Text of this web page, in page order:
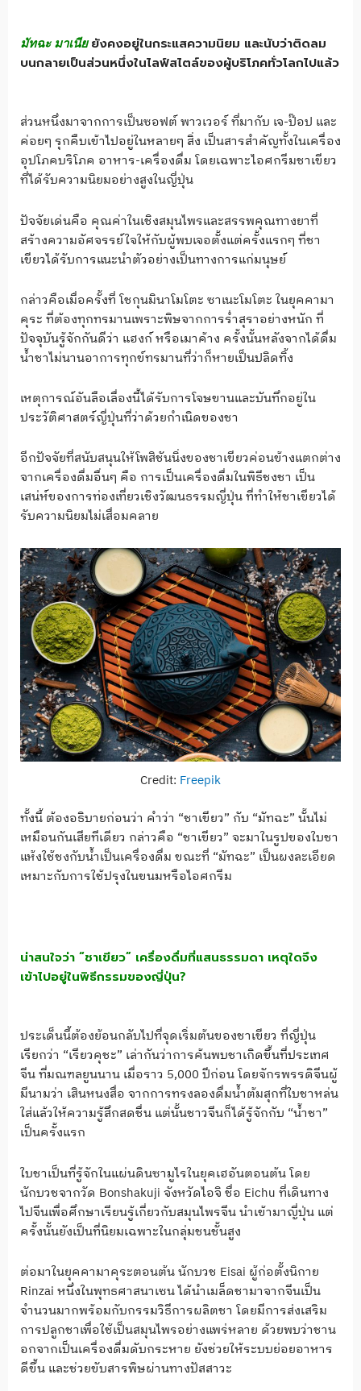
มัทฉะ มาเนีย ยังคงอยู่ในกระแสความนิยม และนับว่าติดลม
บนกลายเป็นส่วนหนึ่งในไลฟ์สไตล์ของผู้บริโภคทั่วโลกไปแล้ว
ส่วนหนึ่งมาจากการเป็นซอฟต์ พาวเวอร์ ที่มากับ เจ-ป๊อป และ
ค่อยๆ รุกคืบเข้าไปอยู่ในหลายๆ สิ่ง เป็นสารสำคัญทั้งในเครื่อง
อุปโภคบริโภค อาหาร-เครื่องดื่ม โดยเฉพาะไอศกรีมชาเขียว
ที่ได้รับความนิยมอย่างสูงในญี่ปุ่น
ปัจจัยเด่นคือ คุณค่าในเชิงสมุนไพรและสรรพคุณทางยาที่
สร้างความอัศจรรย์ใจให้กับผู้พบเจอตั้งแต่ครั้งแรกๆ ที่ชา
เขียวได้รับการแนะนำตัวอย่างเป็นทางการแก่มนุษย์
กล่าวคือเมื่อครั้งที่ โชกุนมินาโมโตะ ซาเนะโมโตะ ในยุคคามา
คุระ ที่ต้องทุกทรมานเพราะพิษจากการร่ำสุราอย่างหนัก ที่
ปัจจุบันรู้จักกันดีว่า แฮงก์ หรือเมาค้าง ครั้งนั้นหลังจากได้ดื่ม
น้ำชาไม่นานอาการทุกข์ทรมานที่ว่าก็หายเป็นปลิดทิ้ง
เหตุการณ์อันลือเลื่องนี้ได้รับการโจษขานและบันทึกอยู่ใน
ประวัติศาสตร์ญี่ปุ่นที่ว่าด้วยกำเนิดของชา
อีกปัจจัยที่สนับสนุนให้โพสิชันนิ่งของชาเขียวค่อนข้างแตกต่าง
จากเครื่องดื่มอื่นๆ คือ การเป็นเครื่องดื่มในพิธีชงชา เป็น
เสน่ห์ของการท่องเที่ยวเชิงวัฒนธรรมญี่ปุ่น ที่ทำให้ชาเขียวได้
รับความนิยมไม่เสื่อมคลาย
Credit: Freepik
ทั้งนี้ ต้องอธิบายก่อนว่า คำว่า “ชาเขียว” กับ “มัทฉะ” นั้นไม่
เหมือนกันเสียทีเดียว กล่าวคือ “ชาเขียว” จะมาในรูปของใบชา
แห้งใช้ชงกับน้ำเป็นเครื่องดื่ม ขณะที่ “มัทฉะ” เป็นผงละเอียด
เหมาะกับการใช้ปรุงในขนมหรือไอศกรีม
น่าสนใจว่า “ชาเขียว” เครื่องดื่มที่แสนธรรมดา เหตุใดจึง
เข้าไปอยู่ในพิธีกรรมของญี่ปุ่น?
ประเด็นนี้ต้องย้อนกลับไปที่จุดเริ่มต้นของชาเขียว ที่ญี่ปุ่น
เรียกว่า “เรียวคุชะ” เล่ากันว่าการค้นพบชาเกิดขึ้นที่ประเทศ
จีน ที่มณฑลยูนนาน เมื่อราว 5,000 ปีก่อน โดยจักรพรรดิจีนผู้
มีนามว่า เสินหนงสื่อ จากการทรงลองดื่มน้ำต้มสุกที่ใบชาหล่น
ใส่แล้วให้ความรู้สึกสดชื่น แต่นั้นชาวจีนก็ได้รู้จักกับ “น้ำชา”
เป็นครั้งแรก
ใบชาเป็นที่รู้จักในแผ่นดินซามูไรในยุคเฮอันตอนต้น โดย
นักบวชจากวัด Bonshakuji จังหวัดไอจิ ชื่อ Eichu ที่เดินทาง
ไปจีนเพื่อศึกษาเรียนรู้เกี่ยวกับสมุนไพรจีน นำเข้ามาญี่ปุ่น แต่
ครั้งนั้นยังเป็นที่นิยมเฉพาะในกลุ่มชนชั้นสูง
ต่อมาในยุคคามาคุระตอนต้น นักบวช Eisai ผู้ก่อตั้งนิกาย
Rinzai หนึ่งในพุทธศาสนาเซน ได้นำเมล็ดชามาจากจีนเป็น
จำนวนมากพร้อมกับกรรมวิธีการผลิตชา โดยมีการส่งเสริม
การปลูกชาเพื่อใช้เป็นสมุนไพรอย่างแพร่หลาย ด้วยพบว่าชาน
อกจากเป็นเครื่องดื่มดับกระหาย ยังช่วยให้ระบบย่อยอาหาร
ดีขึ้น และช่วยขับสารพิษผ่านทางปัสสาวะ